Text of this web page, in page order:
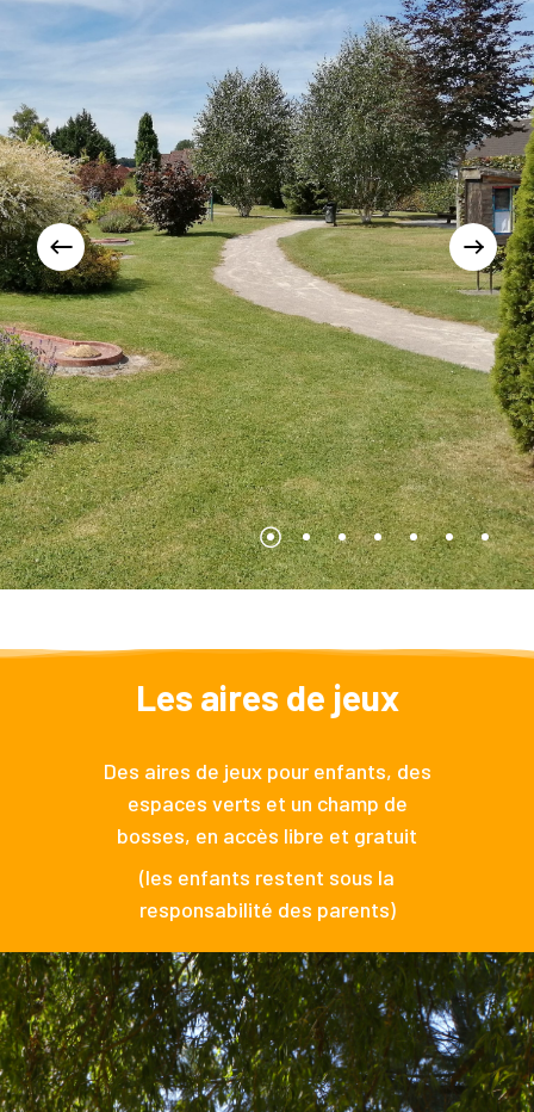
Les aires de jeux
Des aires de jeux pour enfants, des
espaces verts et un champ de
bosses, en accès libre et gratuit
(les enfants restent sous la
responsabilité des parents)